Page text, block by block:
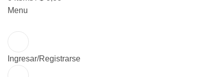
Menu
Ingresar/Registrarse